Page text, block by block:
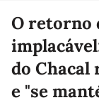
O retorno
do
e "se